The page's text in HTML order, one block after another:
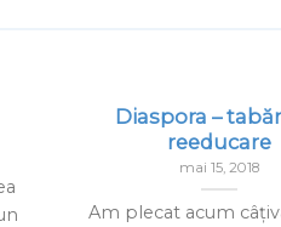
Diaspora –
reeducare
mai 15, 2018
Am plecat acum